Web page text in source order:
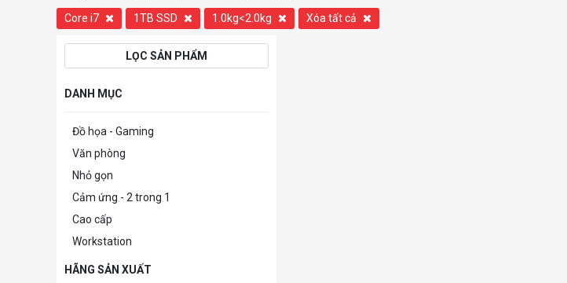
Core i7 1TB SSD 1.0kg<2.0kg Xóa tất cả
LỌC SẢN PHẨM
DANH MỤC
Đồ họa - Gaming
Văn phòng
Nhỏ gọn
Cảm ứng - 2 trong 1
Cao cấp
Workstation
HÃNG SẢN XUẤT